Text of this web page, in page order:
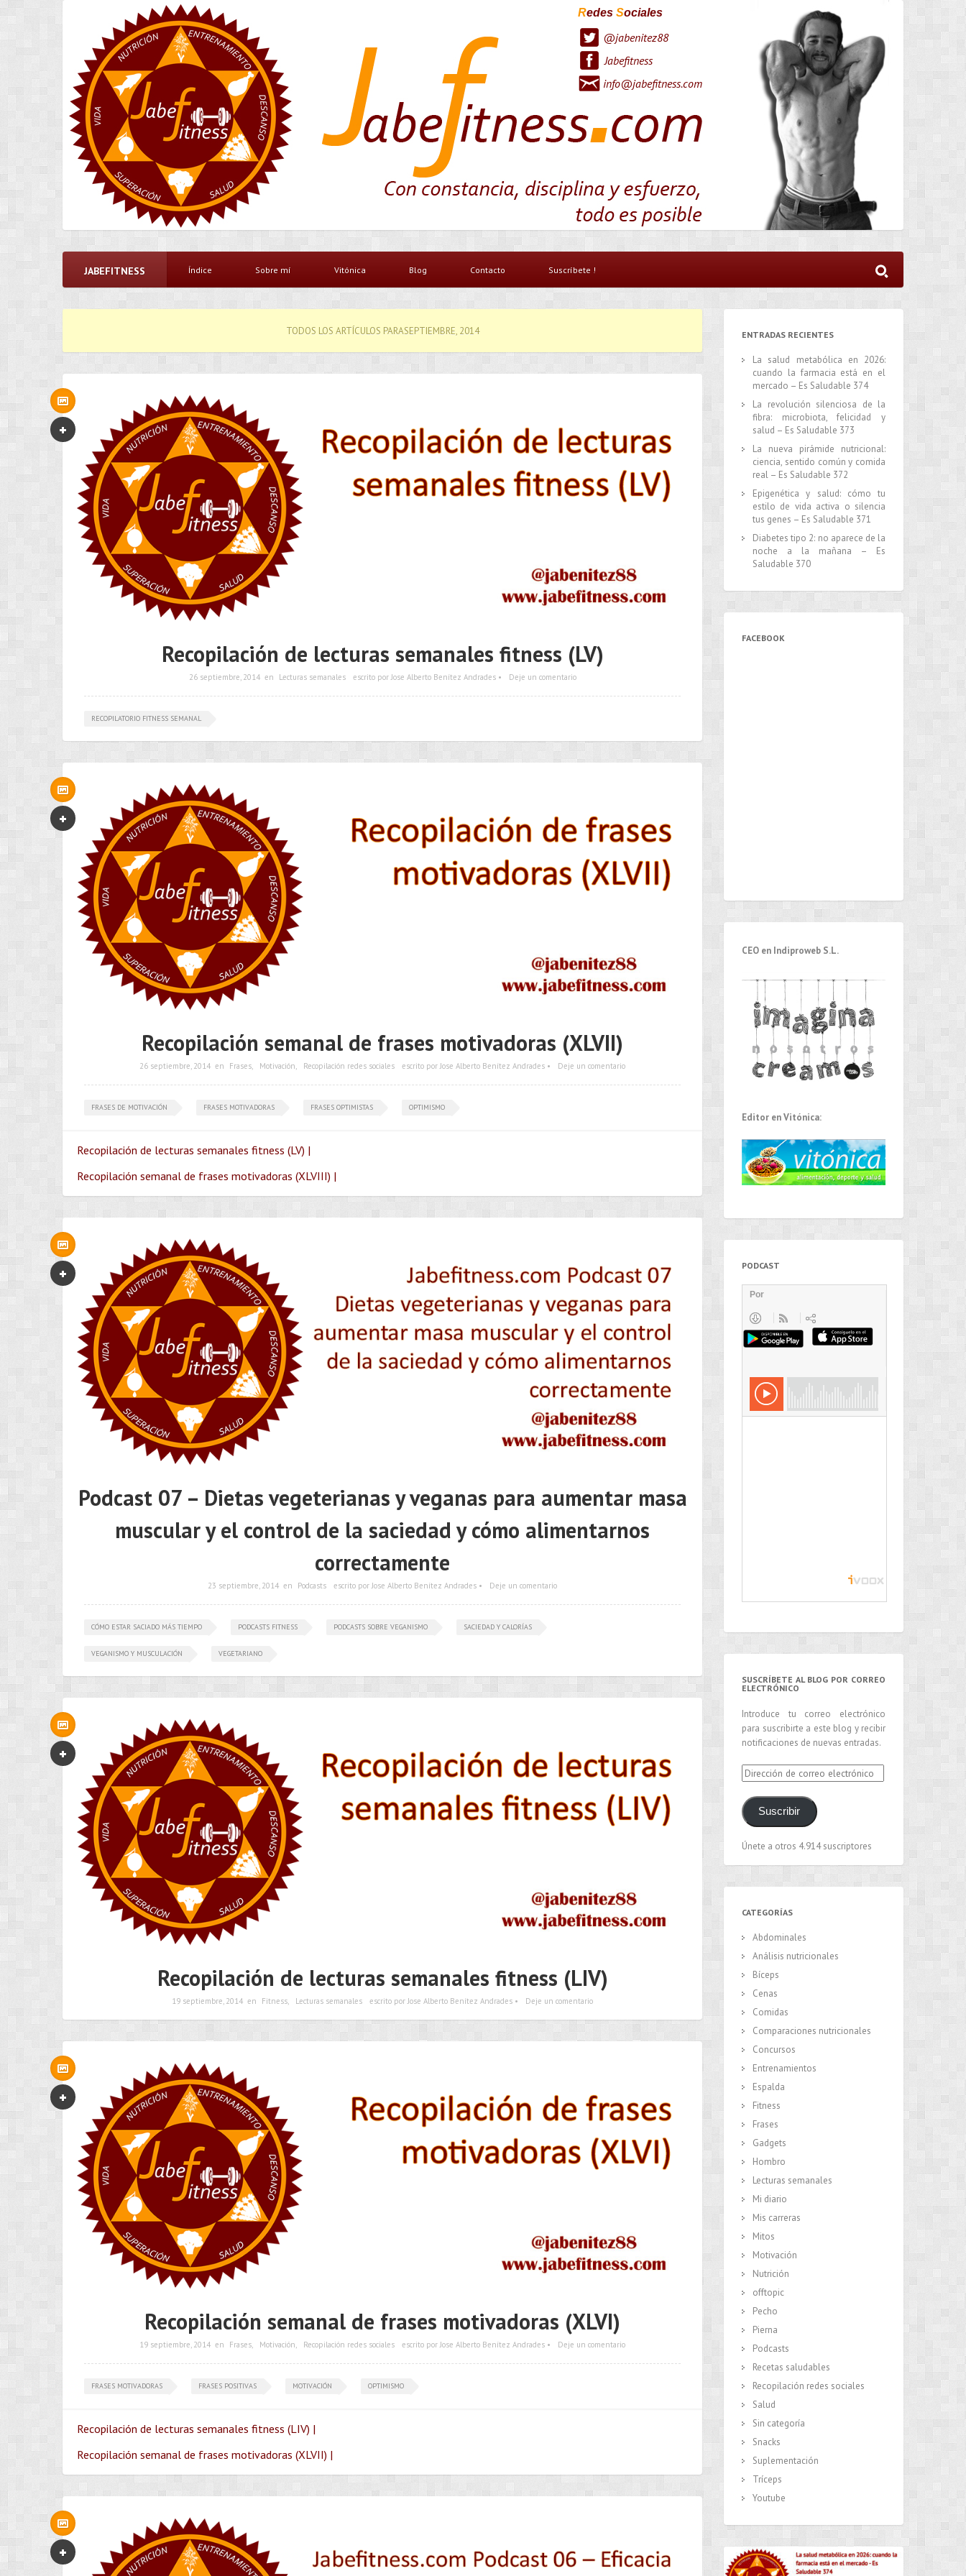
Redes Sociales
@jabenitez88
Jabefitness
info@jabefitness.com
JABEFITNESS Índice Sobre mí Vitónica Blog Contacto Suscríbete !
TODOS LOS ARTÍCULOS PARASEPTIEMBRE, 2014
Recopilación de lecturas semanales fitness (LV)
26 septiembre, 2014 en Lecturas semanales escrito por Jose Alberto Benítez Andrades • Deje un comentario
RECOPILATORIO FITNESS SEMANAL
Recopilación semanal de frases motivadoras (XLVII)
26 septiembre, 2014 en Frases, Motivación, Recopilación redes sociales escrito por Jose Alberto Benítez Andrades • Deje un comentario
FRASES DE MOTIVACIÓN FRASES MOTIVADORAS FRASES OPTIMISTAS OPTIMISMO
Recopilación de lecturas semanales fitness (LV) |
Recopilación semanal de frases motivadoras (XLVIII) |
Podcast 07 – Dietas vegeterianas y veganas para aumentar masa
muscular y el control de la saciedad y cómo alimentarnos
correctamente
23 septiembre, 2014 en Podcasts escrito por Jose Alberto Benítez Andrades • Deje un comentario
CÓMO ESTAR SACIADO MÁS TIEMPO PODCASTS FITNESS PODCASTS SOBRE VEGANISMO SACIEDAD Y CALORÍAS
VEGANISMO Y MUSCULACIÓN VEGETARIANO
Recopilación de lecturas semanales fitness (LIV)
19 septiembre, 2014 en Fitness, Lecturas semanales escrito por Jose Alberto Benítez Andrades • Deje un comentario
Recopilación semanal de frases motivadoras (XLVI)
19 septiembre, 2014 en Frases, Motivación, Recopilación redes sociales escrito por Jose Alberto Benítez Andrades • Deje un comentario
FRASES MOTIVADORAS FRASES POSITIVAS MOTIVACIÓN OPTIMISMO
Recopilación de lecturas semanales fitness (LIV) |
Recopilación semanal de frases motivadoras (XLVII) |
ENTRADAS RECIENTES
La salud metabólica en 2026:
cuando la farmacia está en el
mercado – Es Saludable 374
La revolución silenciosa de la
fibra: microbiota, felicidad y
salud – Es Saludable 373
La nueva pirámide nutricional:
ciencia, sentido común y comida
real – Es Saludable 372
Epigenética y salud: cómo tu
estilo de vida activa o silencia
tus genes – Es Saludable 371
Diabetes tipo 2: no aparece de la
noche a la mañana – Es
Saludable 370
FACEBOOK
CEO en Indiproweb S.L.
Editor en Vitónica:
PODCAST
SUSCRÍBETE AL BLOG POR CORREO
ELECTRÓNICO
Introduce tu correo electrónico
para suscribirte a este blog y recibir
notificaciones de nuevas entradas.
Dirección
de
correo
electrónico
Suscribir
Únete a otros 4.914 suscriptores
CATEGORÍAS
Abdominales
Análisis nutricionales
Bíceps
Cenas
Comidas
Comparaciones nutricionales
Concursos
Entrenamientos
Espalda
Fitness
Frases
Gadgets
Hombro
Lecturas semanales
Mi diario
Mis carreras
Mitos
Motivación
Nutrición
offtopic
Pecho
Pierna
Podcasts
Recetas saludables
Recopilación redes sociales
Salud
Sin categoría
Snacks
Suplementación
Tríceps
Youtube